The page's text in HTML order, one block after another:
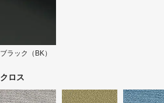
ブラック（BK）
クロス